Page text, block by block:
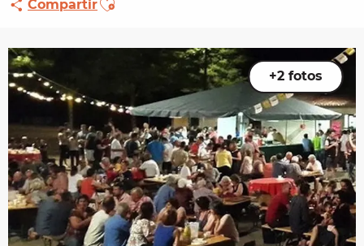
Compartir
+2 fotos